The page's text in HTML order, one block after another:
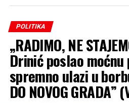
POLITIKA
„RADIMO, NE
Drinić poslao moćnu
spremno ulazi u
DO NOVOG GRADA”